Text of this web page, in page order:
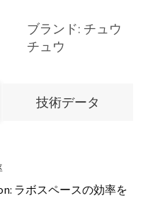
ブランド: チュウ
チュウ
技術データ
ラボスペースの効率を